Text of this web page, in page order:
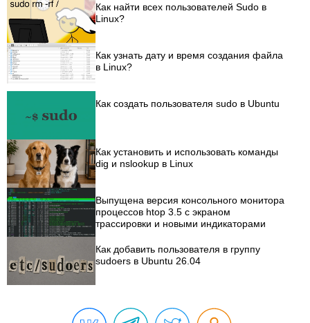
Как найти всех пользователей Sudo в
Linux?
Как узнать дату и время создания файла
в Linux?
Как создать пользователя sudo в Ubuntu
Как установить и использовать команды
dig и nslookup в Linux
Выпущена версия консольного монитора
процессов htop 3.5 с экраном
трассировки и новыми индикаторами
Как добавить пользователя в группу
sudoers в Ubuntu 26.04